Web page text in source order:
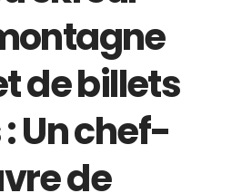
de billets
Un chef-
de